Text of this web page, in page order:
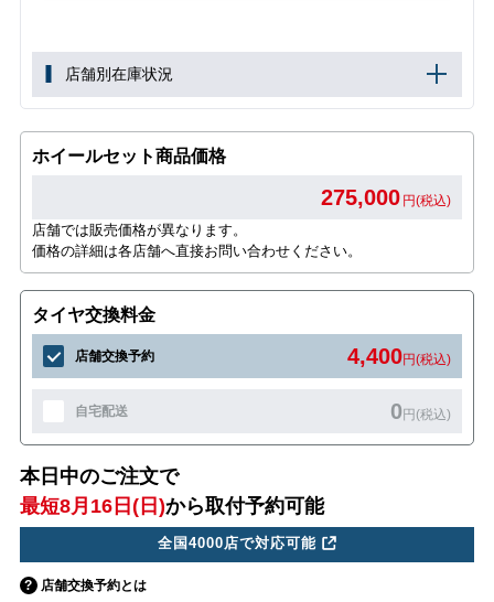
店舗別在庫状況
ホイールセット商品価格
275,000 円(税込)
店舗では販売価格が異なります。
価格の詳細は各店舗へ直接お問い合わせください。
タイヤ交換料金
店舗交換予約 4,400円(税込)
自宅配送 0円(税込)
本日中のご注文で
最短8月16日(日)から取付予約可能
全国4000店で対応可能
店舗交換予約とは